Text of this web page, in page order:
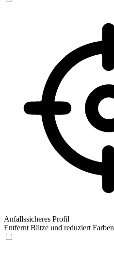
Anfallssicheres Profil
Entfernt Blitze und reduziert Farben